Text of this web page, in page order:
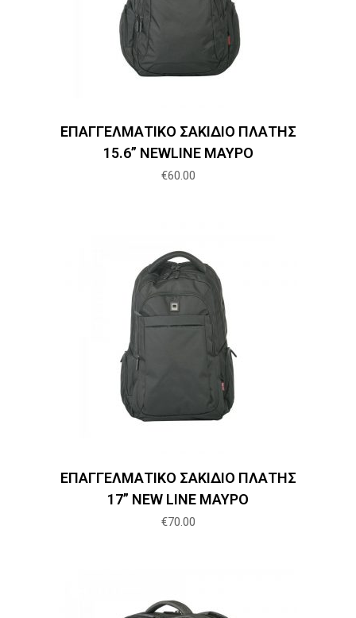
ΕΠΑΓΓΕΛΜΑΤΙΚΟ ΣΑΚΙΔΙΟ ΠΛΑΤΗΣ
15.6” NEWLINE ΜΑΥΡΟ
€60.00
Προσθήκη στο καλάθι
ΕΠΑΓΓΕΛΜΑΤΙΚΟ ΣΑΚΙΔΙΟ ΠΛΑΤΗΣ
17” NEW LINE ΜΑΥΡΟ
€70.00